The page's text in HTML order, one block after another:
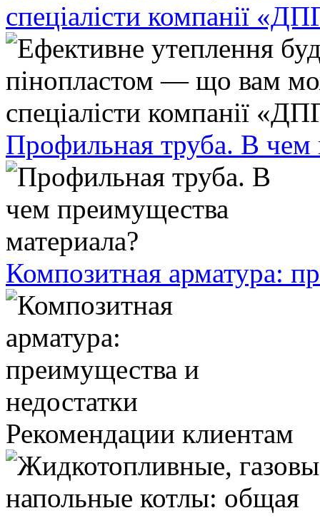
спеціалісти компанії
Профильная труба. В чем
Композитная арматура:
Рекомендации клиентам